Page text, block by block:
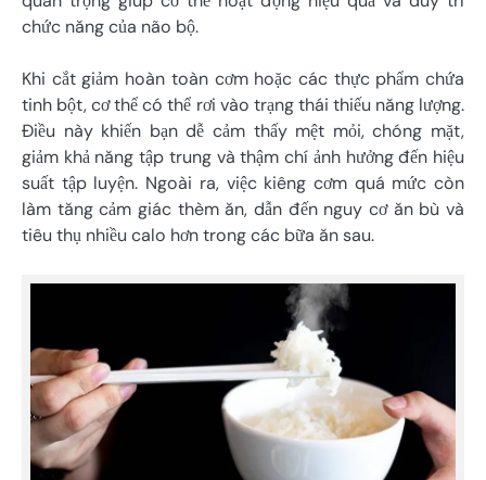
chức năng của não bộ.
Khi cắt giảm hoàn toàn cơm hoặc các thực phẩm chứa
tinh bột, cơ thể có thể rơi vào trạng thái thiếu năng lượng.
Điều này khiến bạn dễ cảm thấy mệt mỏi, chóng mặt,
giảm khả năng tập trung và thậm chí ảnh hưởng đến hiệu
suất tập luyện. Ngoài ra, việc kiêng cơm quá mức còn
làm tăng cảm giác thèm ăn, dẫn đến nguy cơ ăn bù và
tiêu thụ nhiều calo hơn trong các bữa ăn sau.